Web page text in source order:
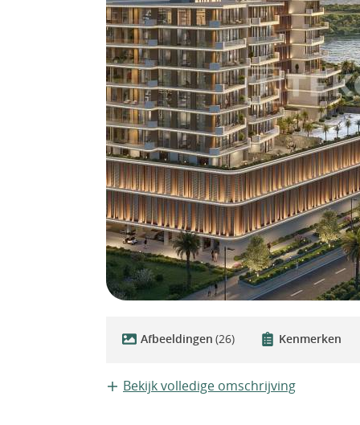
Afbeeldingen (26) Kenmerken
Bekijk volledige omschrijving